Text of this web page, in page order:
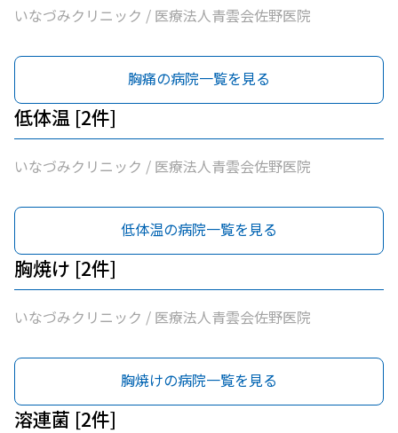
いなづみクリニック / 医療法人青雲会佐野医院
胸痛の病院一覧を見る
低体温 [2件]
いなづみクリニック / 医療法人青雲会佐野医院
低体温の病院一覧を見る
胸焼け [2件]
いなづみクリニック / 医療法人青雲会佐野医院
胸焼けの病院一覧を見る
溶連菌 [2件]